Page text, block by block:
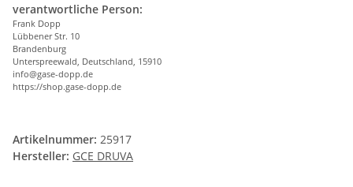
verantwortliche Person:
Frank Dopp
Lübbener Str. 10
Brandenburg
Unterspreewald, Deutschland, 15910
info@gase-dopp.de
https://shop.gase-dopp.de
Artikelnummer: 25917
Hersteller: GCE DRUVA